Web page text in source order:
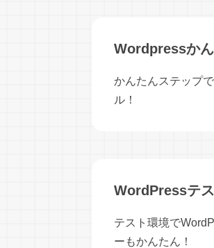
Wordpressか
かんたんステップ
ル！
WordPressテ
テスト環境で
ーもかんたん！